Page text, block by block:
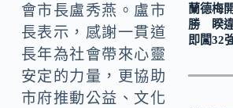
會市長盧秀燕。盧市
長表示，感謝一貫道
長年為社會帶來心靈
安定的力量，更協助
市府推動公益、文化
蘭德梅
勝 睽違
即闖32